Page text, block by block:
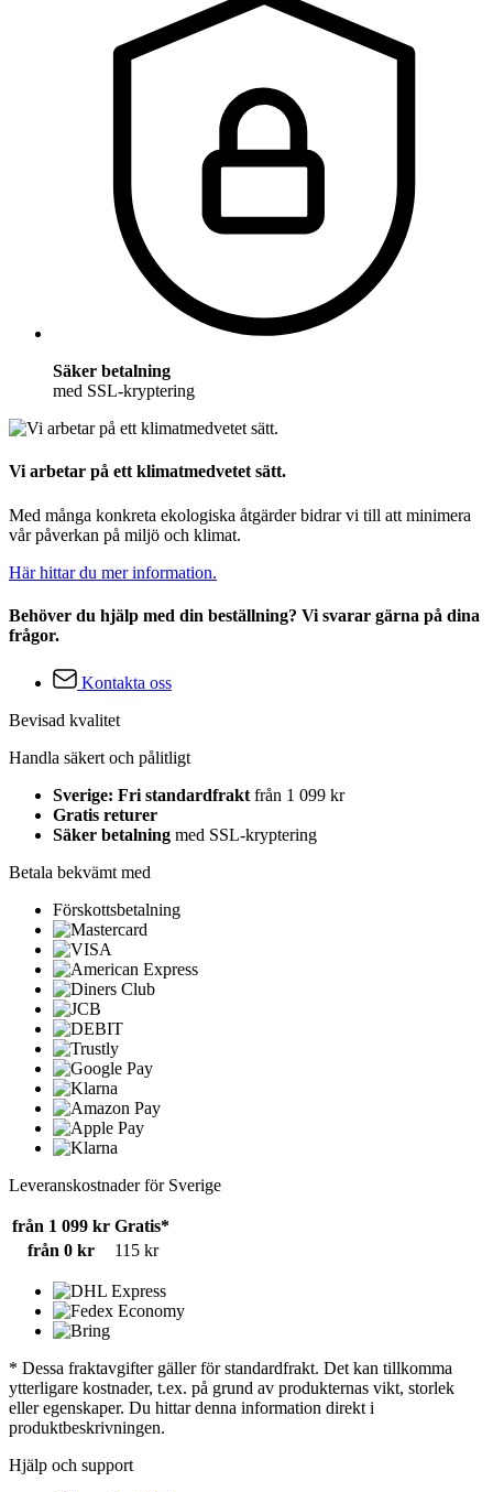
Säker betalning
med SSL-kryptering
Vi arbetar på ett klimatmedvetet sätt.
Med många konkreta ekologiska åtgärder bidrar vi till att minimera
vår påverkan på miljö och klimat.
Här hittar du mer information.
Behöver du hjälp med din beställning? Vi svarar gärna på dina
frågor.
Kontakta oss
Bevisad kvalitet
Handla säkert och pålitligt
Sverige: Fri standardfrakt från 1 099 kr
Gratis returer
Säker betalning med SSL-kryptering
Betala bekvämt med
Förskottsbetalning
Leveranskostnader för Sverige
från 1 099 kr Gratis*
från 0 kr
115 kr
* Dessa fraktavgifter gäller för standardfrakt. Det kan tillkomma
ytterligare kostnader, t.ex. på grund av produkternas vikt, storlek
eller egenskaper. Du hittar denna information direkt i
produktbeskrivningen.
Hjälp och support